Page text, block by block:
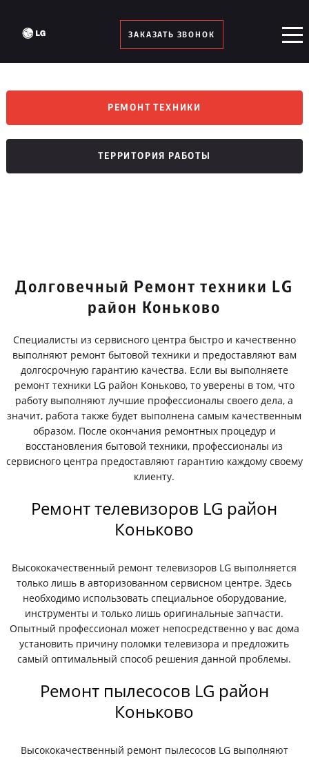
ЗАКАЗАТЬ ЗВОНОК
РЕМОНТ ТЕХНИКИ
ТЕРРИТОРИЯ РАБОТЫ
Долговечный Ремонт техники LG
район Коньково
Специалисты из сервисного центра быстро и качественно
выполняют ремонт бытовой техники и предоставляют вам
долгосрочную гарантию качества. Если вы выполняете
ремонт техники LG район Коньково, то уверены в том, что
работу выполняют лучшие профессионалы своего дела, а
значит, работа также будет выполнена самым качественным
образом. После окончания ремонтных процедур и
восстановления бытовой техники, профессионалы из
сервисного центра предоставляют гарантию каждому своему
клиенту.
Ремонт телевизоров LG район
Коньково
Высококачественный ремонт телевизоров LG выполняется
только лишь в авторизованном сервисном центре. Здесь
необходимо использовать специальное оборудование,
инструменты и только лишь оригинальные запчасти.
Опытный профессионал может непосредственно у вас дома
установить причину поломки телевизора и предложить
самый оптимальный способ решения данной проблемы.
Ремонт пылесосов LG район
Коньково
Высококачественный ремонт пылесосов LG выполняют